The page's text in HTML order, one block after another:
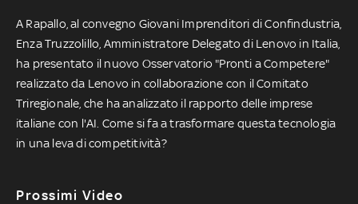
A Rapallo, al convegno Giovani Imprenditori di Confindustria,
Enza Truzzolillo, Amministratore Delegato di Lenovo in Italia,
ha presentato il nuovo Osservatorio "Pronti a Competere"
realizzato da Lenovo in collaborazione con il Comitato
Triregionale, che ha analizzato il rapporto delle imprese
italiane con l'AI. Come si fa a trasformare questa tecnologia
in una leva di competitività?
Prossimi Video